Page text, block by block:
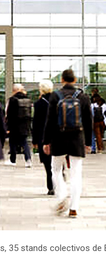
35 stands colectivos de